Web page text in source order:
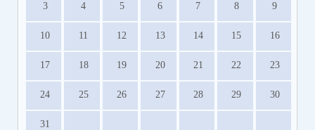
3 4 5 6 7 8 9
10 11 12 13 14 15 16
17 18 19 20 21 22 23
24 25 26 27 28 29 30
31